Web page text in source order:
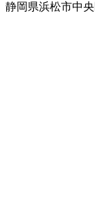
静岡県浜松市中